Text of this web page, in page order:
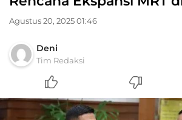
Agustus 20, 2025 01:46
Deni
Tim Redaksi